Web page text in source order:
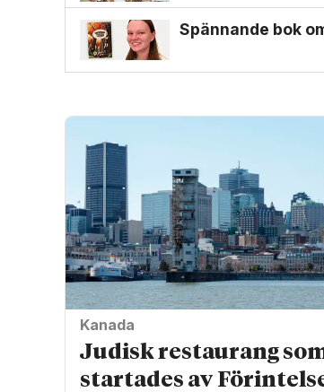
Spännande bok
Kanada
Judisk restaurang
startades av